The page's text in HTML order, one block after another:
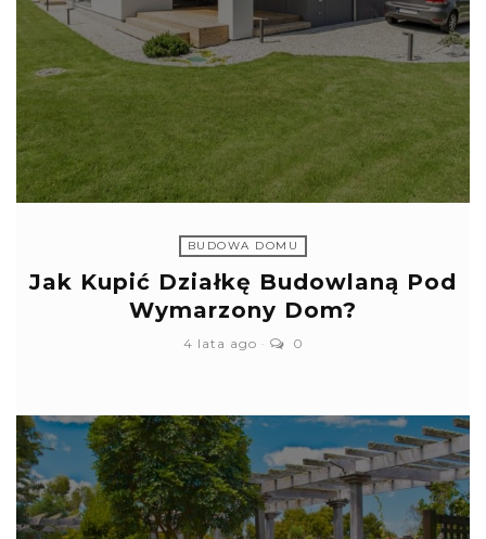
BUDOWA DOMU
Jak Kupić Działkę Budowlaną Pod
Wymarzony Dom?
4 lata ago 0